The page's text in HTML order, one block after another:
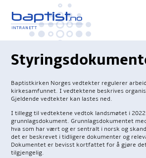
Baptistkirken Norges vedtekter regulerer
kirkesamfunnet. I vedtektene beskrives
Gjeldende vedtekter kan lastes ned.
I tillegg til vedtektene vedtok landsmøtet i
grunnlagsdokument. Grunnlagsdokumentet
hva som har vært og er sentralt i norsk og
det er beskrevet i tidligere dokumenter og
Dokumentet er bevisst kortfattet for å gjøre
tilgjengelig.